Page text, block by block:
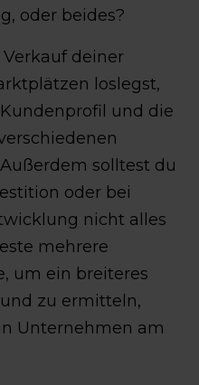
oder beides?
deiner
loslegst,
und die
solltest du
oder bei
nicht alles
mehrere
um ein breiteres
zu ermitteln,
Unternehmen am